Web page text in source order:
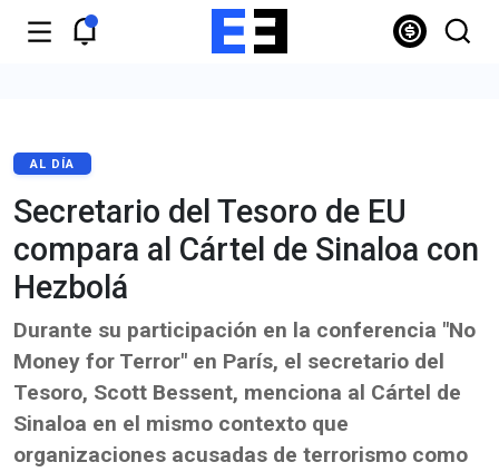
AL DÍA
Secretario del Tesoro de EU
compara al Cártel de Sinaloa con
Hezbolá
Durante su participación en la conferencia "No
Money for Terror" en París, el secretario del
Tesoro, Scott Bessent, menciona al Cártel de
Sinaloa en el mismo contexto que
organizaciones acusadas de terrorismo como